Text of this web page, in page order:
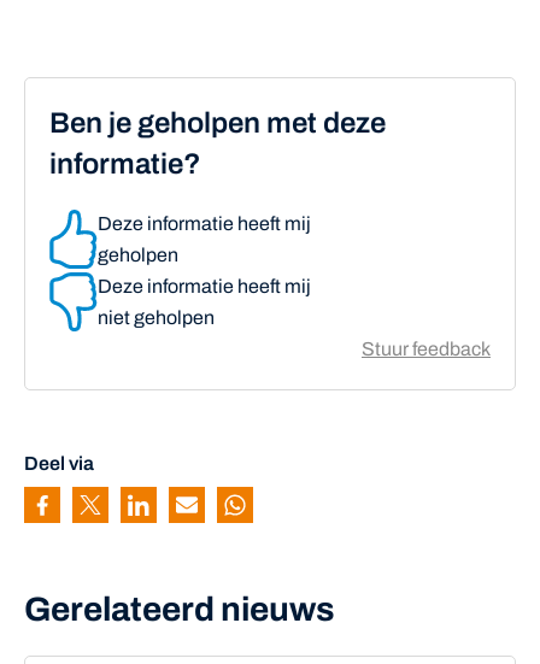
Ben je geholpen met deze
informatie?
Deze informatie heeft mij
geholpen
Deze informatie heeft mij
niet geholpen
Stuur feedback
Deel via
Pagina delen via Facebook
Pagina delen via Twitter
Pagina delen via Linkedin
Pagina delen via Mail
Pagina delen via Whatsapp
Gerelateerd nieuws